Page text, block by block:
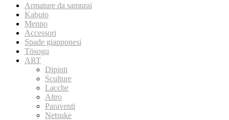
Armature da samurai
Kabuto
Menpo
Accessori
Spade giapponesi
Tōsogu
ART
Dipinti
Sculture
Lacche
Altro
Paraventi
Netsuke